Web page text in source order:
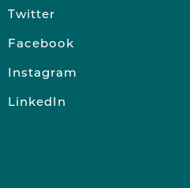
Twitter
Facebook
Instagram
LinkedIn